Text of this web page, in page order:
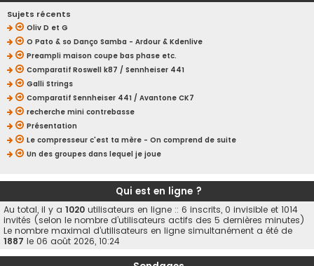
Sujets récents
Oliv D et G
O Pato & so Danço Samba - Ardour & Kdenlive
Preampli maison coupe bas phase etc.
Comparatif Roswell k87 / Sennheiser 441
Galli Strings
Comparatif Sennheiser 441 / Avantone CK7
recherche mini contrebasse
Présentation
Le compresseur c'est ta mère - On comprend de suite
Un des groupes dans lequel je joue
Qui est en ligne ?
Au total, il y a 1020 utilisateurs en ligne :: 6 inscrits, 0 invisible et 1014
invités (selon le nombre d’utilisateurs actifs des 5 dernières minutes)
Le nombre maximal d’utilisateurs en ligne simultanément a été de
1887 le 06 août 2026, 10:24